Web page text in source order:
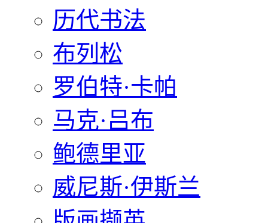
历代书法
布列松
罗伯特·卡帕
马克·吕布
鲍德里亚
威尼斯·伊斯兰